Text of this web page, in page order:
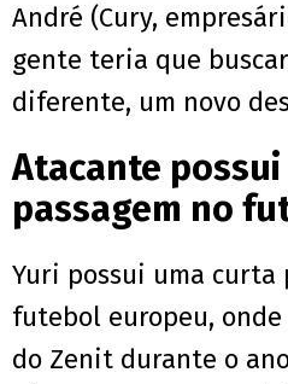
André (Cury,
gente teria que
diferente, um novo
Atacante
passagem no
Yuri possui uma curta
futebol europeu,
do Zenit durante o